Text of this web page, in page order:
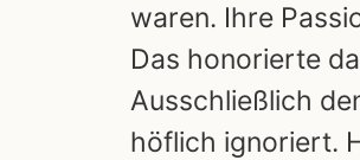
waren. Ihre
Das honorierte
Ausschließlich
höflich ignoriert.